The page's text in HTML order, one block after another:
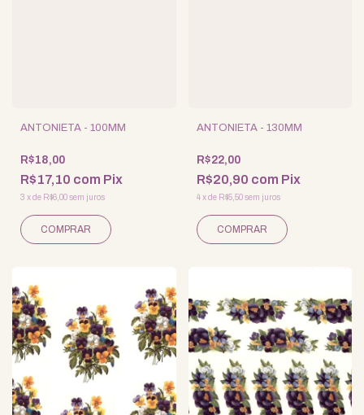
ANTONIETA - 100MM
R$18,00
R$17,10 com Pix
3 xde R$6,00sem juros
ANTONIETA - 130MM
R$22,00
R$20,90 com Pix
4 xde R$5,50 sem juros